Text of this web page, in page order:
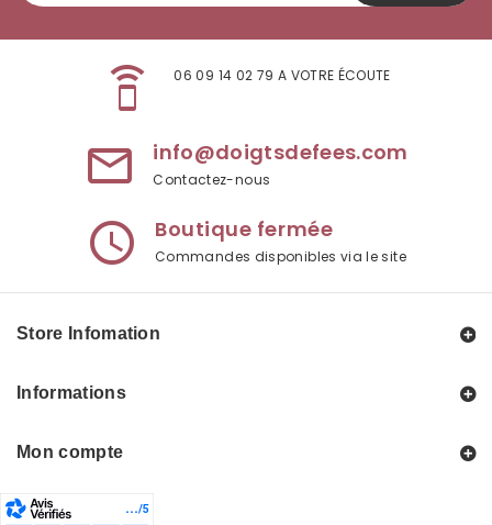
speaker_phone 06 09 14 02 79 A VOTRE ÉCOUTE
mail_outline info@doigtsdefees.com
Contactez-nous
access_time Boutique fermée
Commandes disponibles via le site
Store Infomation
Informations
Mon compte